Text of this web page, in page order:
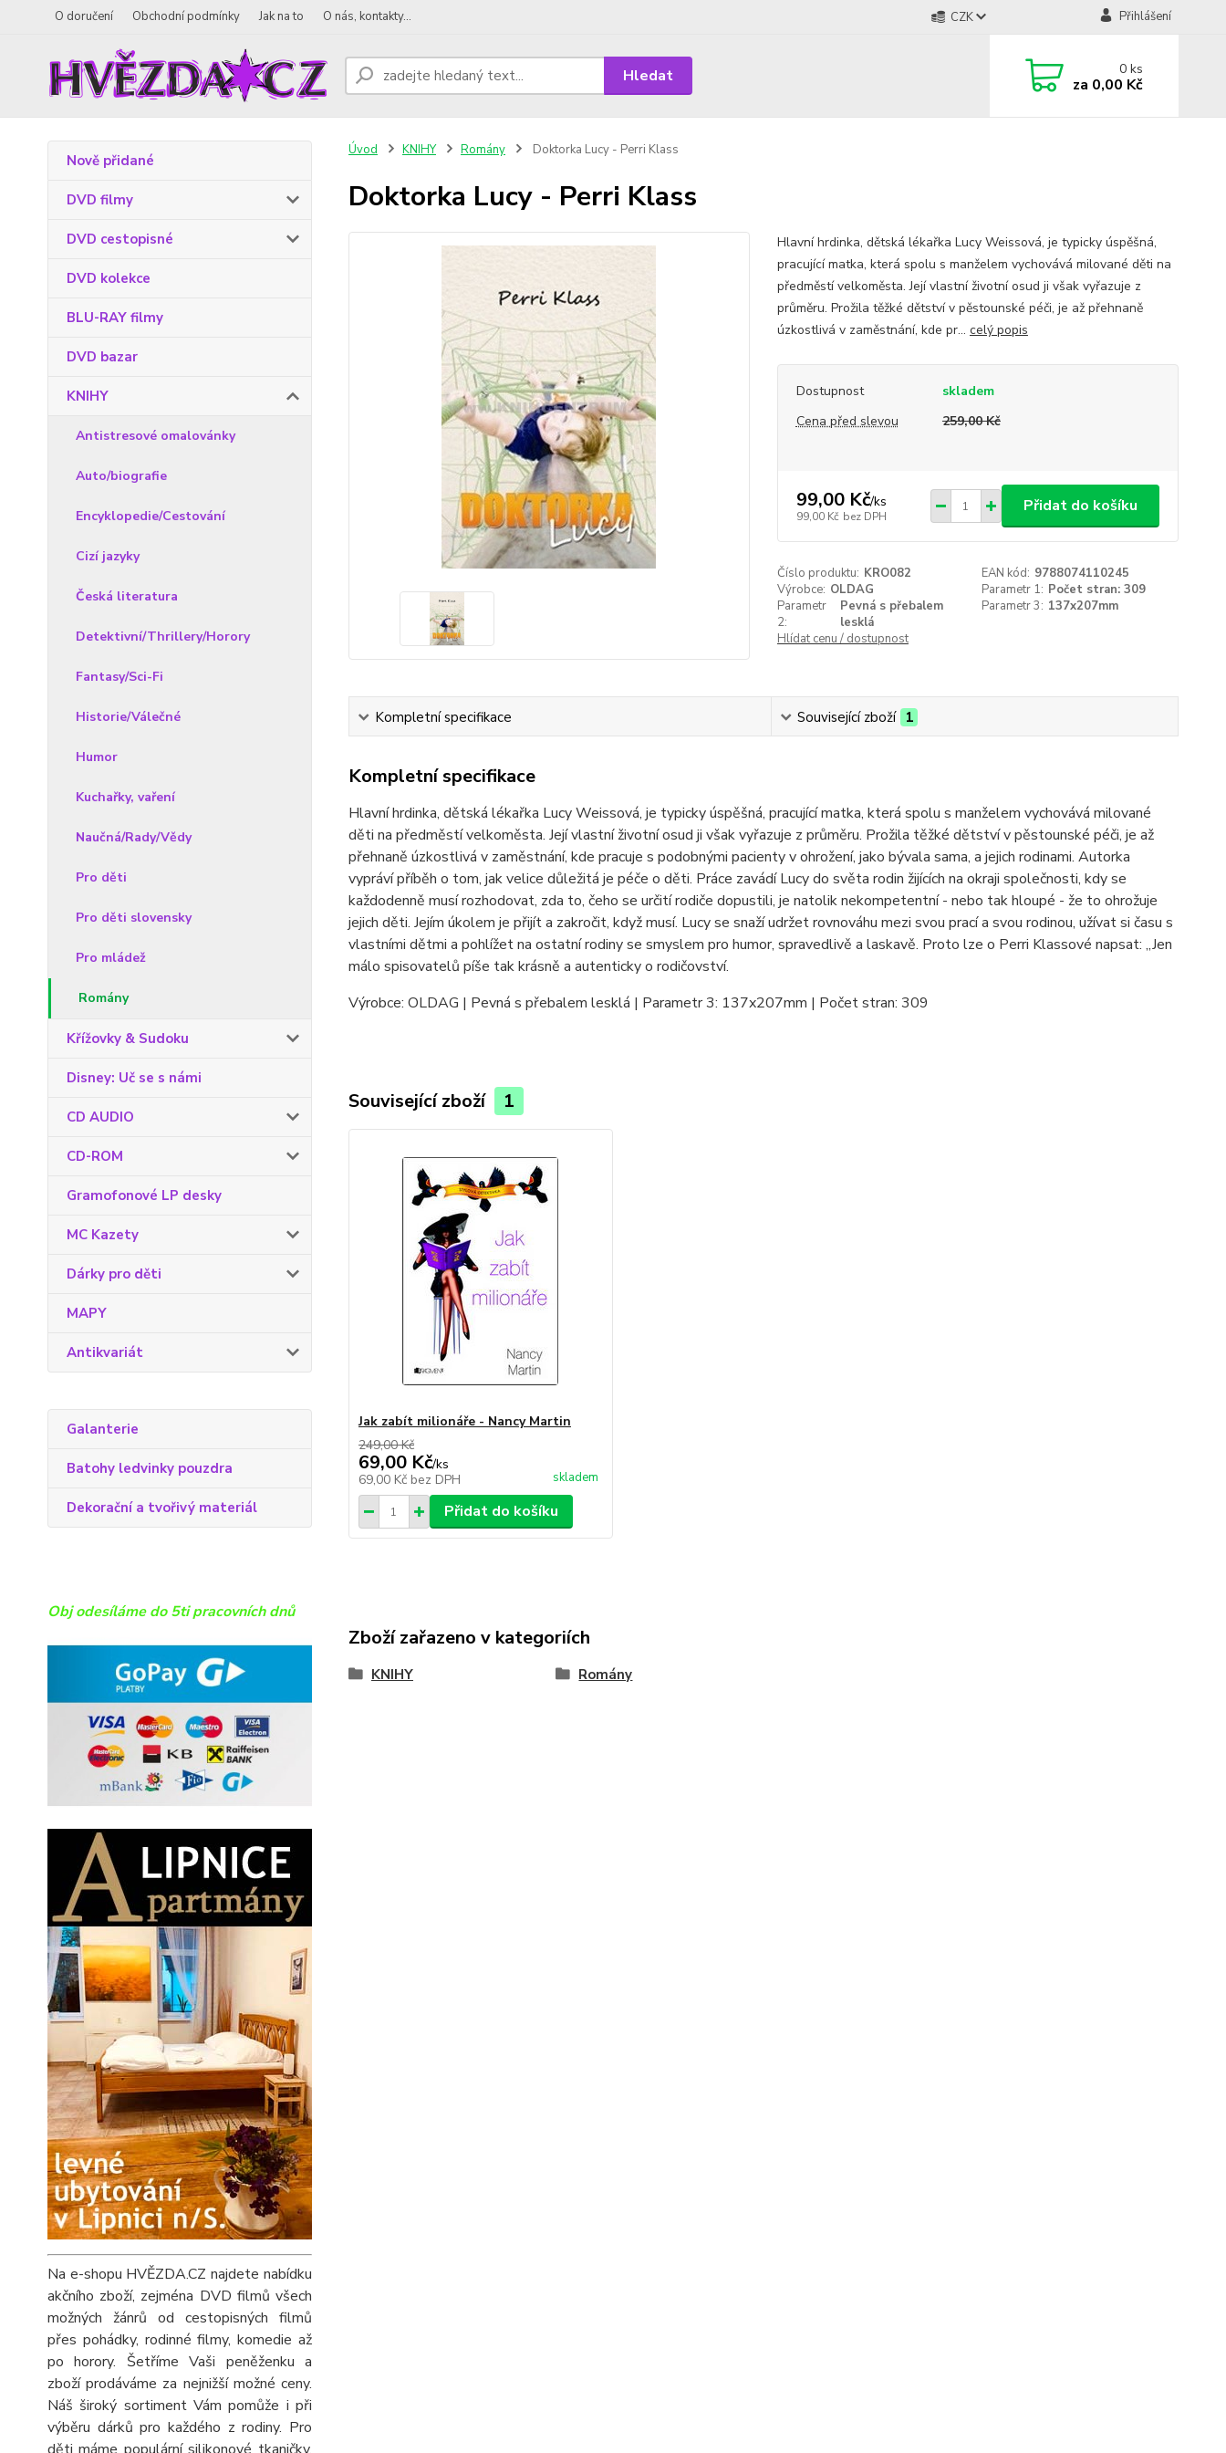
O doručení Obchodní podmínky Jak na to O nás, kontakty... CZK Přihlášení
Hledat 0ks
za 0,00 Kč
Nově přidané
DVD filmy
DVD cestopisné
DVD kolekce
BLU-RAY filmy
DVD bazar
KNIHY
Antistresové omalovánky
Auto/biografie
Encyklopedie/Cestování
Cizí jazyky
Česká literatura
Detektivní/Thrillery/Horory
Fantasy/Sci-Fi
Historie/Válečné
Humor
Kuchařky, vaření
Naučná/Rady/Vědy
Pro děti
Pro děti slovensky
Pro mládež
Romány
Křížovky & Sudoku
Disney: Uč se s námi
CD AUDIO
CD-ROM
Gramofonové LP desky
MC Kazety
Dárky pro děti
MAPY
Antikvariát
Galanterie
Batohy ledvinky pouzdra
Dekorační a tvořivý materiál
Obj odesíláme do 5ti pracovních dnů
Na e-shopu HVĚZDA.CZ najdete nabídku
akčního zboží, zejména DVD filmů všech
možných žánrů od cestopisných filmů
přes pohádky, rodinné filmy, komedie až
po horory. Šetříme Vaši peněženku a
zboží prodáváme za nejnižší možné ceny.
Náš široký sortiment Vám pomůže i při
výběru dárků pro každého z rodiny. Pro
Úvod KNIHY Romány Doktorka Lucy - Perri Klass
Doktorka Lucy - Perri Klass
Hlavní hrdinka, dětská lékařka Lucy Weissová, je typicky úspěšná,
pracující matka, která spolu s manželem vychovává milované děti na
předměstí velkoměsta. Její vlastní životní osud ji však vyřazuje z
průměru. Prožila těžké dětství v pěstounské péči, je až přehnaně
úzkostlivá v zaměstnání, kde pr... celý popis
Dostupnost
skladem
Cena před slevou
259,00 Kč
99,00 Kč/ks
99,00 Kč bez DPH
Přidat do košíku
Číslo produktu: KRO082 EAN kód: 9788074110245
Výrobce: OLDAG Parametr 1: Počet stran: 309
Parametr
2:
Pevná s přebalem
lesklá
Parametr 3: 137x207mm
Hlídat cenu / dostupnost
Kompletní specifikace Související zboží 1
Kompletní specifikace
Hlavní hrdinka, dětská lékařka Lucy Weissová, je typicky úspěšná, pracující matka, která spolu s manželem vychovává milované
děti na předměstí velkoměsta. Její vlastní životní osud ji však vyřazuje z průměru. Prožila těžké dětství v pěstounské péči, je až
přehnaně úzkostlivá v zaměstnání, kde pracuje s podobnými pacienty v ohrožení, jako bývala sama, a jejich rodinami. Autorka
vypráví příběh o tom, jak velice důležitá je péče o děti. Práce zavádí Lucy do světa rodin žijících na okraji společnosti, kdy se
každodenně musí rozhodovat, zda to, čeho se určití rodiče dopustili, je natolik nekompetentní - nebo tak hloupé - že to ohrožuje
jejich děti. Jejím úkolem je přijít a zakročit, když musí. Lucy se snaží udržet rovnováhu mezi svou prací a svou rodinou, užívat si času s
vlastními dětmi a pohlížet na ostatní rodiny se smyslem pro humor, spravedlivě a laskavě. Proto lze o Perri Klassové napsat: „Jen
málo spisovatelů píše tak krásně a autenticky o rodičovství.
Výrobce: OLDAG | Pevná s přebalem lesklá | Parametr 3: 137x207mm | Počet stran: 309
Související zboží 1
Jak zabít milionáře - Nancy Martin
249,00 Kč
69,00 Kč/ks
69,00 Kč bez DPH skladem
Přidat do košíku
Zboží zařazeno v kategoriích
KNIHY Romány